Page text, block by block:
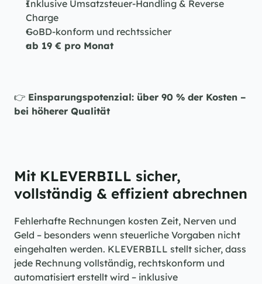
Inklusive Umsatzsteuer-Handling & Reverse
Charge
GoBD-konform und rechtssicher
ab 19 € pro Monat
👉 Einsparungspotenzial: über 90 % der Kosten –
bei höherer Qualität
Mit KLEVERBILL sicher,
vollständig & effizient abrechnen
Fehlerhafte Rechnungen kosten Zeit, Nerven und
Geld – besonders wenn steuerliche Vorgaben nicht
eingehalten werden. KLEVERBILL stellt sicher, dass
jede Rechnung vollständig, rechtskonform und
automatisiert erstellt wird – inklusive